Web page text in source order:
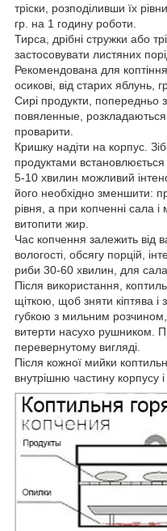
тріски, розподіливши їх
гр. на 1 годину роботи.
Тирса, дрібні стружки або
застосовувати листяних
Рекомендована для
осикові, від старих яблунь,
Сирі продукти, попередньо
повяленные,
проварити.
Кришку надіти на корпус.
продуктами
5-10 хвилин можливий
його необхідно зменшити:
рівня, а при копченні
витопити жир.
Час копчення залежить від
вологості, обсягу порцій,
риби 30-60 хвилин, для
Після використання,
щіткою, щоб зняти кіптява
губкою з мильним
витерти насухо рушником.
перевернутому вигляді.
Після кожної мийки
внутрішню частину